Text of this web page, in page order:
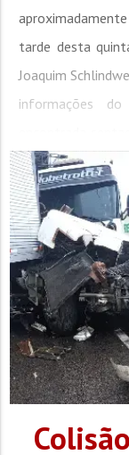
tarde desta
Joaquim
informações
encontrada
residência,
cerca de 3